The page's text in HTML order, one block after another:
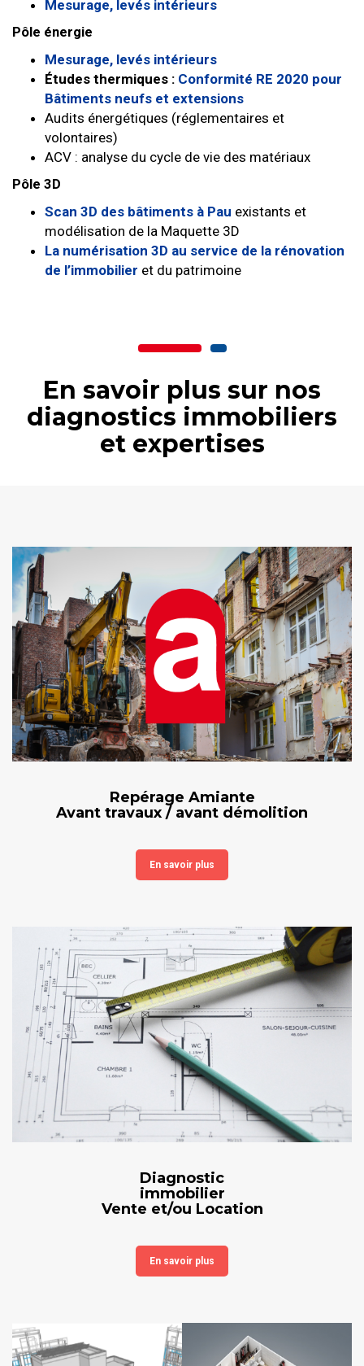
Mesurage, levés intérieurs
Pôle énergie
Mesurage, levés intérieurs
Études thermiques : Conformité RE 2020 pour
Bâtiments neufs et extensions
Audits énergétiques (réglementaires et
volontaires)
ACV : analyse du cycle de vie des matériaux
Pôle 3D
Scan 3D des bâtiments à Pau existants et
modélisation de la Maquette 3D
La numérisation 3D au service de la rénovation
de l’immobilier et du patrimoine
En savoir plus sur nos
diagnostics immobiliers
et expertises
Repérage Amiante
Avant travaux / avant démolition
En savoir plus
Diagnostic
immobilier
Vente et/ou Location
En savoir plus